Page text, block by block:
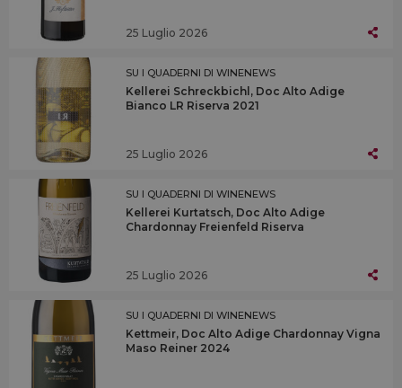
25 Luglio 2026
SU I QUADERNI DI WINENEWS
Kellerei Schreckbichl, Doc Alto Adige
Bianco LR Riserva 2021
25 Luglio 2026
SU I QUADERNI DI WINENEWS
Kellerei Kurtatsch, Doc Alto Adige
Chardonnay Freienfeld Riserva
25 Luglio 2026
SU I QUADERNI DI WINENEWS
Kettmeir, Doc Alto Adige Chardonnay Vigna
Maso Reiner 2024